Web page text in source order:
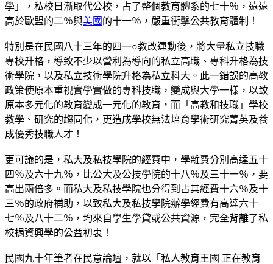
學」，私校日漸取代公校，占了整個教育體系的七十％，遠遠
高於歐盟的二％與美國 的十一％，嚴重衝擊公共教育體制！
特別是在民國八十三年的四一○教改運動後，將大量私立技職
專校升格，導致不少以營利為導向的私立高職、專科升格為技
術學院，以及私立技術學院升格為私立科大。此一錯誤的高教
政策使原本重視實學實做的專科技職，變成與大學一樣，以致
原本多元化的教育變成一元化的教育，而「高教和技職」學校
教學、研究的趨同化，更造成學校無法培育學術研究菁英及養
成優秀技職人才！
更可議的是，私大及私技學院的經費中，學雜費分別高達五十
四％及六十九％，比公大及公技學院的十八％及三十一％，要
高出兩倍多。而私大及私技學院也分得到占其經費十六％及十
三％的政府補助，以致私大及私技學院辦學經費有高達六十
七％及八十二％，均來自學生學貸或公共資源，完全背離了私
校捐資興學的公益初衷！
民國九十年筆者在民意論壇，就以「私人教育王國 正在教育